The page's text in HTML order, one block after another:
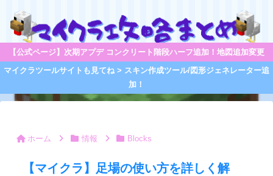
【公式ページ】次期アプデ コンクリート階段ハーフ追加！地図追加変更
マイクラツールサイトも見てね > スキン作成ツール/図形ジェネレーター追
加！
ホーム 情報 Blocks
【マイクラ】足場の使い方を詳しく解